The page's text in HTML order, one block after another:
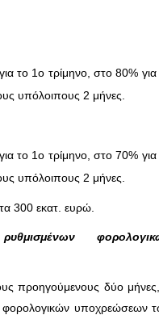
το 1ο τρίμηνο, στο 80% για
υπόλοιπους 2 μήνες.
το 1ο τρίμηνο, στο 70% για
υπόλοιπους 2 μήνες.
300 εκατ. ευρώ.
προηγούμενους δύο
υποχρεώσεων